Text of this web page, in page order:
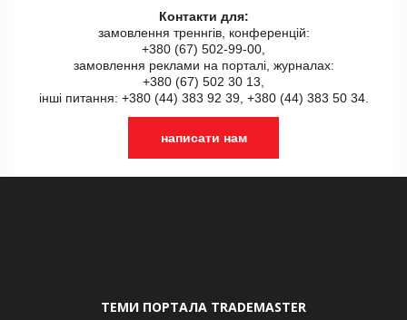
Контакти для:
замовлення треннгів, конференцій:
+380 (67) 502-99-00,
замовлення реклами на порталі, журналах:
+380 (67) 502 30 13,
інші питання: +380 (44) 383 92 39, +380 (44) 383 50 34.
написати нам
ТЕМИ ПОРТАЛА TRADEMASTER